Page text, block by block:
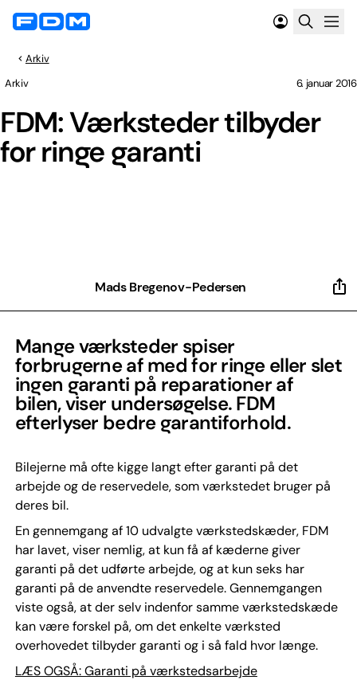
Arkiv
FDM: Værksteder tilbyder
for ringe garanti
Arkiv 6. januar 2016
Mads Bregenov-Pedersen
Mange værksteder spiser
forbrugerne af med for ringe eller slet
ingen garanti på reparationer af
bilen, viser undersøgelse. FDM
efterlyser bedre garantiforhold.
Bilejerne må ofte kigge langt efter garanti på det
arbejde og de reservedele, som værkstedet bruger på
deres bil.
En gennemgang af 10 udvalgte værkstedskæder, FDM
har lavet, viser nemlig, at kun få af kæderne giver
garanti på det udførte arbejde, og at kun seks har
garanti på de anvendte reservedele. Gennemgangen
viste også, at der selv indenfor samme værkstedskæde
kan være forskel på, om det enkelte værksted
overhovedet tilbyder garanti og i så fald hvor længe.
LÆS OGSÅ: Garanti på værkstedsarbejde